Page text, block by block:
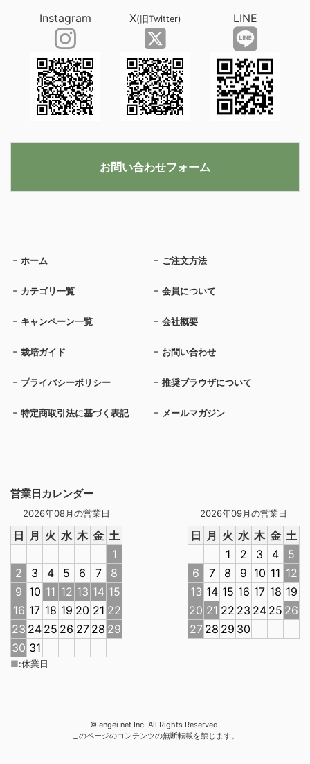
営業日カレンダー
2026年08月の営業日
日 月 火 水 木 金 土
1
2
3 4 5 6 7
8
9 10 11 12 13 14 15
16 17 18 19 20 21 22
23 24 25 26 27 28 29
30 31
2026年09月の営業日
日 月 火 水 木 金 土
1
2 3 4
5
6
7 8 9 10 11 12
13 14 15 16 17 18 19
20 21 22 23 24 25 26
27 28 29 30
■:休業日
ホーム ご注文方法
カテゴリ一覧 会員について
キャンペーン一覧 会社概要
栽培ガイド お問い合わせ
プライバシーポリシー 推奨ブラウザについて
特定商取引法に基づく表記 メールマガジン
Instagram X(旧Twitter) LINE
お問い合わせフォーム
© engei net Inc. All Rights Reserved.
このページのコンテンツの無断転載を禁じます。